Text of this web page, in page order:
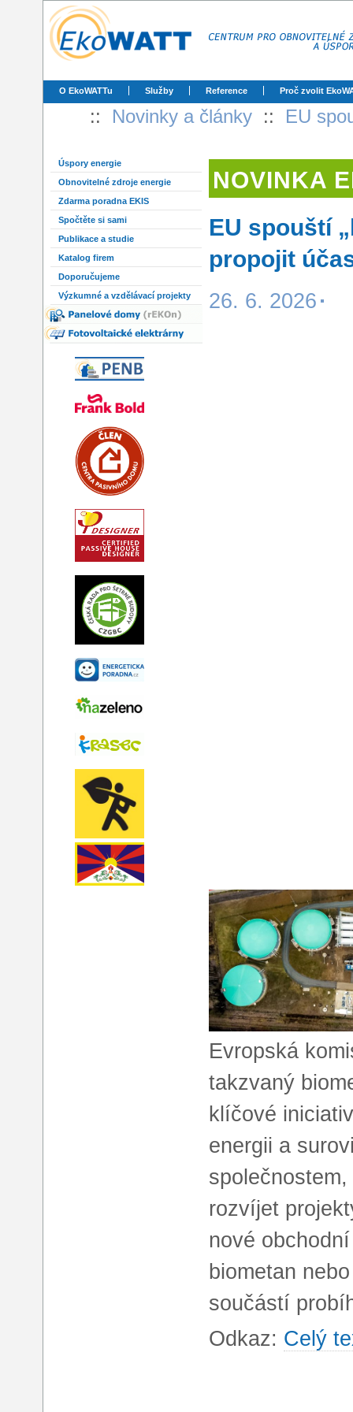
O EkoWATTu Služby Reference Proč zvolit
:: Novinky a články :: EU
Úspory energie
Obnovitelné zdroje energie
Zdarma poradna EKIS
Spočtěte si sami
Publikace a studie
Katalog firem
Doporučujeme
Výzkumné a vzdělávací projekty
NOVINKA
EU spouští
propojit
26. 6. 2026
Evropská
takzvaný
klíčové
energii a
rozvíjet
nové
biometan
součástí
Odkaz: Celý